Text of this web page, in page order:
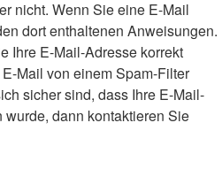
nicht. Wenn Sie eine E-Mail
dort enthaltenen Anweisungen.
Ihre E-Mail-Adresse korrekt
Mail von einem Spam-Filter
sicher sind, dass Ihre E-Mail-
dann kontaktieren Sie